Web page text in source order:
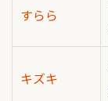
すらら
キズキ